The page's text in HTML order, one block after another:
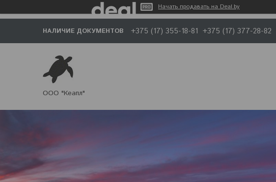
Начать продавать на Deal.by
НАЛИЧИЕ ДОКУМЕНТОВ +375 (17) 355-18-81 +375 (17) 377-28-82
ООО "Кеапл"